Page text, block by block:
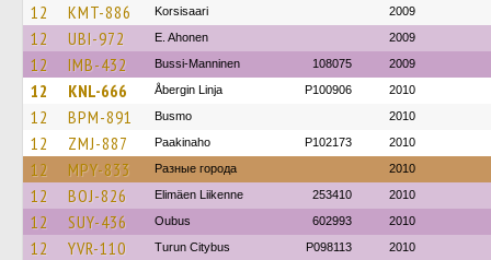
12 KMT-886 Korsisaari 2009
12 UBI-972 E. Ahonen 2009
12 IMB-432 Bussi-Manninen 108075 2009
12 KNL-666 Åbergin Linja P100906 2010
12 BPM-891 Busmo 2010
12 ZMJ-887 Paakinaho P102173 2010
12 MPY-833 Разные города 2010
12 BOJ-826 Elimäen Liikenne 253410 2010
12 SUY-436 Oubus 602993 2010
12 YVR-110 Turun Citybus P098113 2010